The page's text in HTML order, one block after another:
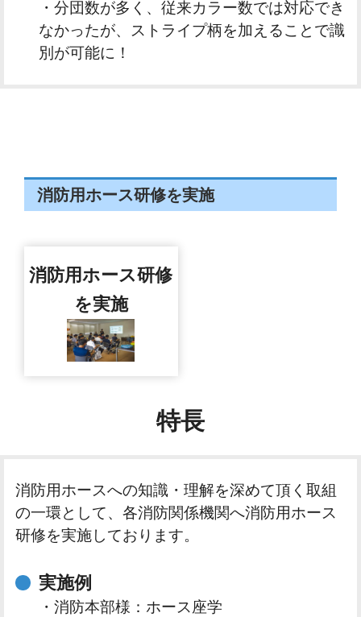
・分団数が多く、従来カラー数では対応でき
なかったが、ストライプ柄を加えることで識
別が可能に！
消防用ホース研修を実施
消防用ホース研修
を実施
特長
消防用ホースへの知識・理解を深めて頂く取組
の一環として、各消防関係機関へ消防用ホース
研修を実施しております。
実施例
・消防本部様：ホース座学